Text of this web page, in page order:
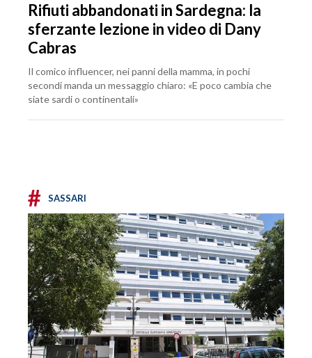
Rifiuti abbandonati in Sardegna: la
sferzante lezione in video di Dany
Cabras
Il comico influencer, nei panni della mamma, in pochi
secondi manda un messaggio chiaro: «E poco cambia che
siate sardi o continentali»
# SASSARI